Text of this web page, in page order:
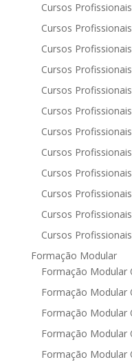
Cursos
Cursos
Cursos
Cursos
Cursos
Cursos
Cursos
Cursos
Cursos
Cursos
Cursos
Cursos
Formação Modular
Formação Modular
Formação Modular
Formação Modular
Formação Modular
Formação Modular